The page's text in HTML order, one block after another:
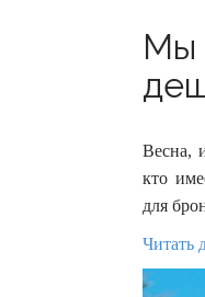
Мы
Весна,
кто
для
Читать